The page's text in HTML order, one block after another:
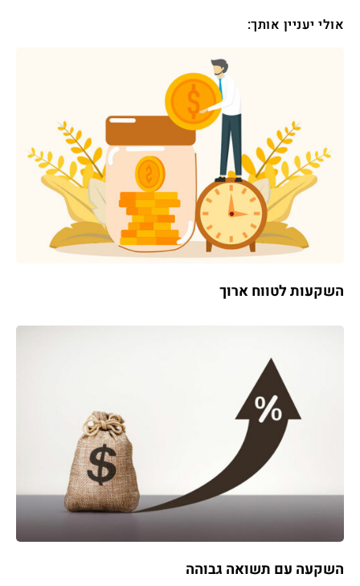
אולי יעניין אותך:
השקעות לטווח ארוך
השקעה עם תשואה גבוהה